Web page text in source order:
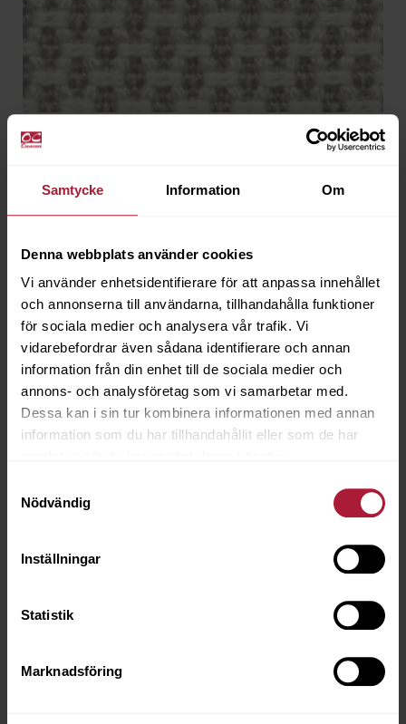
Samtycke Information Om
Denna webbplats använder cookies
Vi använder enhetsidentifierare för att anpassa innehållet
och annonserna till användarna, tillhandahålla funktioner
för sociala medier och analysera vår trafik. Vi
vidarebefordrar även sådana identifierare och annan
information från din enhet till de sociala medier och
annons- och analysföretag som vi samarbetar med.
Dessa kan i sin tur kombinera informationen med annan
information som du har tillhandahållit eller som de har
Nödvändig
Inställningar
Statistik
Marknadsföring
Sunbrella Atlas/XL Cetus
Beställningsvara